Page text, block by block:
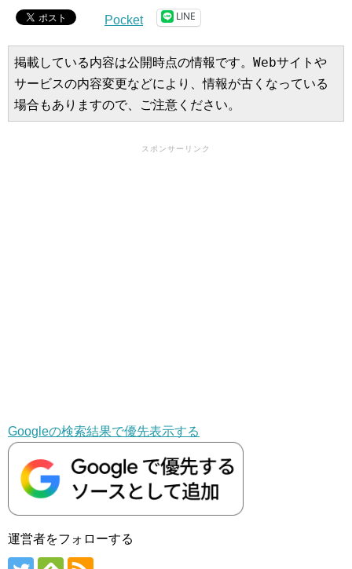
Pocket LINE
掲載している内容は公開時点の情報です。Webサイトや
サービスの内容変更などにより、情報が古くなっている
場合もありますので、ご注意ください。
スポンサーリンク
Googleの検索結果で優先表示する
運営者をフォローする